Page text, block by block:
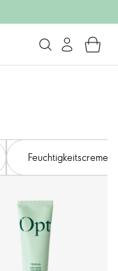
Feuchtigkeitscremes